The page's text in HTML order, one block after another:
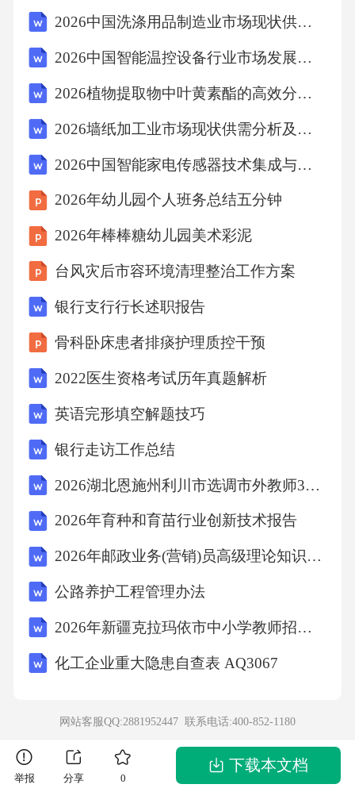
牌支付溢价，但对于品牌价值、产品质量的辨
影响。三、中职学生消费行为影响因素分析中
职学生的消费行为是多种因素共同作用的结
果，既有个体层面的因素，也有外部环境的影
响。（一）个人因素1.消费心理：求新求异心
理、从众心理、攀比心理、炫耀心理等，是影
响中职学生消费行为的重要内在驱动力。2.个人
需求：基于学习、生活、社交、娱乐等不同层
面的需求，直接决定了消费的方向和内容。3.消
观念、自控能力等，深刻影响着消费决策的理
性程度。（二）家庭因素1.家庭经济状况：这是
决定学生总体消费水平的基础。2.家庭教育方式
与消费观念：父母的消费习惯、对子女消费的
态度和引导方式，对学生消费观的形成具有潜
移默化的影响。溺爱型家庭或疏于管教的家
庭，其子女更容易出现非理性消费。（三）学
校因素1.消费教育的缺失或不足：目前多数中职
财商教育课程和引导。2.校园文化氛围：校园内
的消费风气、同学间的消费攀比现象，也会对
学生个体消费行为产生影响。（四）社会环境
因素1.社会消费思潮：当前社会上存在的一些享
网红推荐等，以其强烈的视觉冲击和情感诱
2026中国洗涤用品制造业市场现状供需分析及投资前景规划研究报告
2026中国智能温控设备行业市场发展潜力投资分析评估规划研究报告
2026植物提取物中叶黄素酯的高效分离纯化技术发展报告
2026墙纸加工业市场现状供需分析及投资评估规划分析研究报告
2026中国智能家电传感器技术集成与产品升级趋势分析报告
2026年幼儿园个人班务总结五分钟
2026年棒棒糖幼儿园美术彩泥
台风灾后市容环境清理整治工作方案
银行支行行长述职报告
骨科卧床患者排痰护理质控干预
2022医生资格考试历年真题解析
英语完形填空解题技巧
银行走访工作总结
2026湖北恩施州利川市选调市外教师30人笔试题库及完整答案详解【夺冠系列】
2026年育种和育苗行业创新技术报告
2026年邮政业务(营销)员高级理论知识试卷及答案
公路养护工程管理办法
2026年新疆克拉玛依市中小学教师招聘考试真题解析含答案
化工企业重大隐患自查表 AQ3067
网站客服QQ:2881952447 联系电话:400-852-1180
举报 分享 0
下载本文档